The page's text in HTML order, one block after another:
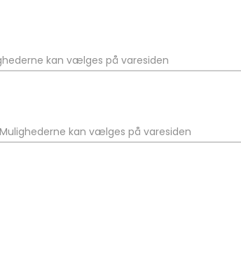
kan vælges på varesiden
kan vælges på varesiden